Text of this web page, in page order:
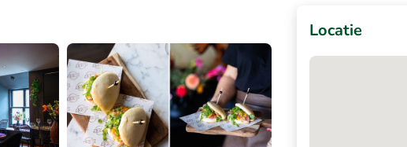
Locatie